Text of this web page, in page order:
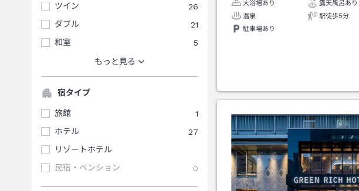
ツイン
26
ダブル
21
和室
5
もっと見る
宿タイプ
旅館
1
ホテル
27
リゾートホテル
民宿・ペンション
0
大浴場あり
露天風呂あり
温泉
駅徒歩5分
駐車場あり